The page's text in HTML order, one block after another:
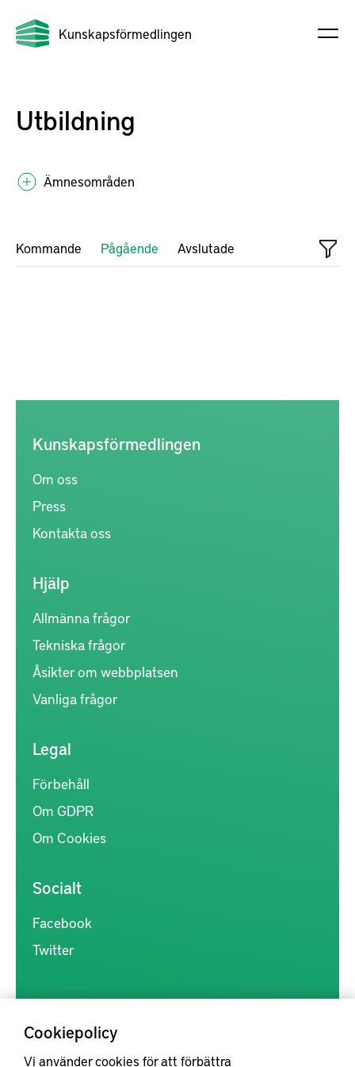
Kunskapsförmedlingen
Utbildning
Ämnesområden
Kommande Pågående Avslutade
Cookiepolicy
Vi använder cookies för att förbättra
Kunskapsförmedlingen
Om oss
Press
Kontakta oss
Hjälp
Allmänna frågor
Tekniska frågor
Åsikter om webbplatsen
Vanliga frågor
Legal
Förbehåll
Om GDPR
Om Cookies
Socialt
Facebook
Twitter